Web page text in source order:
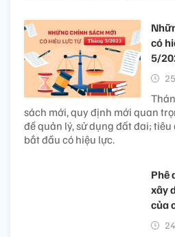
có
5/
sách mới, quy định mới quan
đề quản lý, sử dụng đất đai;
bắt đầu có hiệu lực.
Phê
xây
của